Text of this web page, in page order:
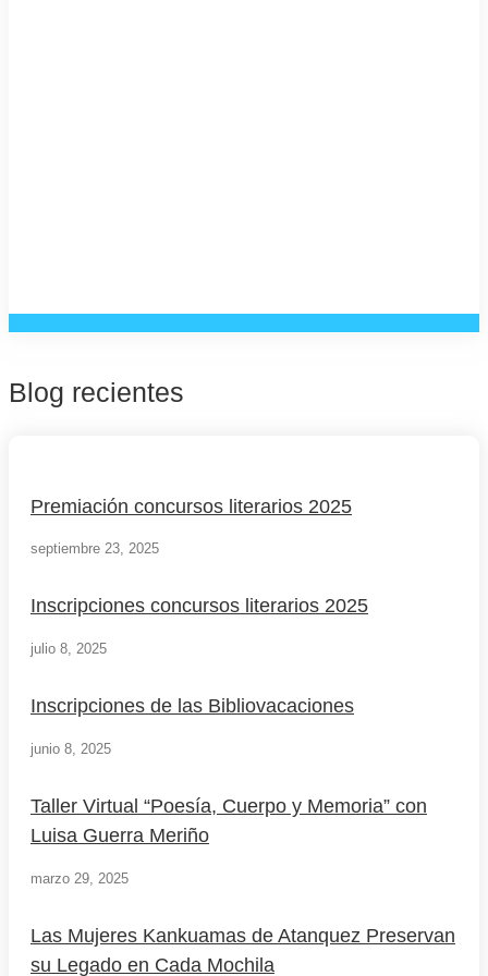
Blog recientes
Premiación concursos literarios 2025
septiembre 23, 2025
Inscripciones concursos literarios 2025
julio 8, 2025
Inscripciones de las Bibliovacaciones
junio 8, 2025
Taller Virtual “Poesía, Cuerpo y Memoria” con
Luisa Guerra Meriño
marzo 29, 2025
Las Mujeres Kankuamas de Atanquez Preservan
su Legado en Cada Mochila